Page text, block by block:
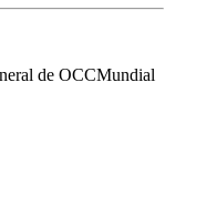
de OCCMundial